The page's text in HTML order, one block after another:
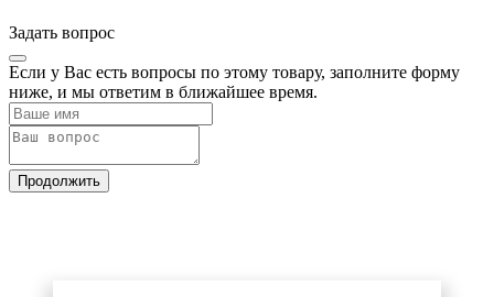
Задать вопрос
Если у Вас есть вопросы по этому товару, заполните форму
ниже, и мы ответим в ближайшее время.
Продолжить